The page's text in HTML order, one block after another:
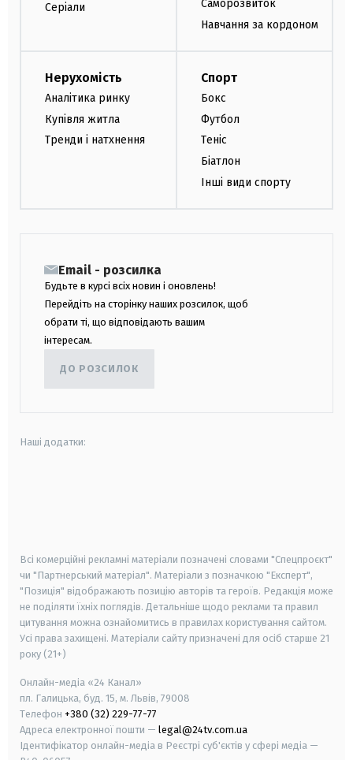
Серіали
Саморозвиток
Навчання за кордоном
Нерухомість
Аналітика ринку
Купівля житла
Тренди і натхнення
Спорт
Бокс
Футбол
Теніс
Біатлон
Інші види спорту
Email - розсилка
Будьте в курсі всіх новин і оновлень!
Перейдіть на сторінку наших розсилок, щоб
обрати ті, що відповідають вашим
інтересам.
ДО РОЗСИЛОК
Наші додатки:
Всі комерційні рекламні матеріали позначені словами "Спецпроєкт"
чи "Партнерський матеріал". Матеріали з позначкою "Експерт",
"Позиція" відображають позицію авторів та героїв. Редакція може
не поділяти їхніх поглядів. Детальніше щодо реклами та правил
цитування можна ознайомитись в правилах користування сайтом.
Усі права захищені. Матеріали сайту призначені для осіб старше 21
року (21+)
Онлайн-медіа «24 Канал»
пл. Галицька, буд. 15, м. Львів, 79008
Телефон +380 (32) 229-77-77
Адреса електронної пошти — legal@24tv.com.ua
Ідентифікатор онлайн-медіа в Реєстрі суб'єктів у сфері медіа —